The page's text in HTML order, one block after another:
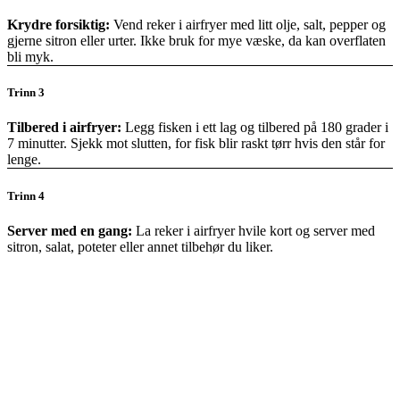
Krydre forsiktig: Vend reker i airfryer med litt olje, salt, pepper og
gjerne sitron eller urter. Ikke bruk for mye væske, da kan overflaten
bli myk.
Trinn 3
Tilbered i airfryer: Legg fisken i ett lag og tilbered på 180 grader i
7 minutter. Sjekk mot slutten, for fisk blir raskt tørr hvis den står for
lenge.
Trinn 4
Server med en gang: La reker i airfryer hvile kort og server med
sitron, salat, poteter eller annet tilbehør du liker.